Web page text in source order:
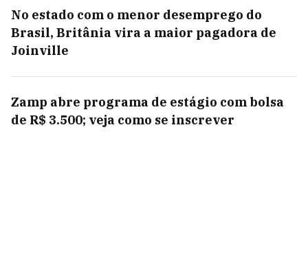
No estado com o menor desemprego do
Brasil, Britânia vira a maior pagadora de
Joinville
Zamp abre programa de estágio com bolsa
de R$ 3.500; veja como se inscrever